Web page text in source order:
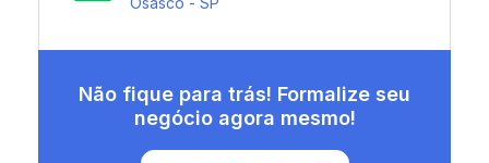
Não fique para trás! Formalize seu
negócio agora mesmo!